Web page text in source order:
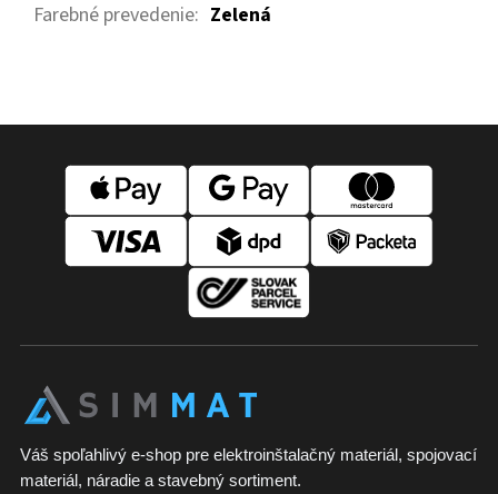
Farebné prevedenie: Zelená
Váš spoľahlivý e-shop pre elektroinštalačný materiál, spojovací
materiál, náradie a stavebný sortiment.